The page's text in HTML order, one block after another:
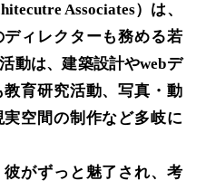
Associates）は、
ィレクターも務める若
動は、建築設計やwebデ
育研究活動、写真・動
空間の制作など多岐に
がずっと魅了され、考